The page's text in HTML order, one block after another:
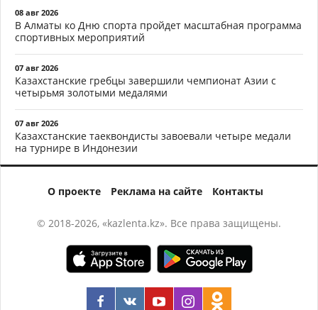
08 авг 2026
В Алматы ко Дню спорта пройдет масштабная программа
спортивных мероприятий
07 авг 2026
Казахстанские гребцы завершили чемпионат Азии с
четырьмя золотыми медалями
07 авг 2026
Казахстанские таеквондисты завоевали четыре медали
на турнире в Индонезии
О проекте Реклама на сайте Контакты
© 2018-2026, «kazlenta.kz». Все права защищены.